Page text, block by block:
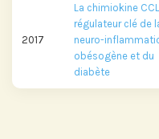
2017
La chimiokine
régulateur clé de
neuro-
obésogène et du
diabète